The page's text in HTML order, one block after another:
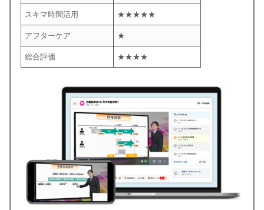
スキマ時間活用 ★★★★★
アフターケア ★
総合評価 ★★★★